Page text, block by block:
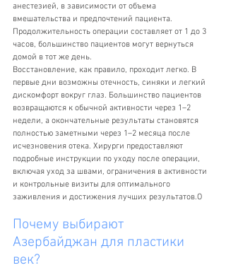
анестезией, в зависимости от объема
вмешательства и предпочтений пациента.
Продолжительность операции составляет от 1 до 3
часов, большинство пациентов могут вернуться
домой в тот же день.
Восстановление, как правило, проходит легко. В
первые дни возможны отечность, синяки и легкий
дискомфорт вокруг глаз. Большинство пациентов
возвращаются к обычной активности через 1–2
недели, а окончательные результаты становятся
полностью заметными через 1–2 месяца после
исчезновения отека. Хирурги предоставляют
подробные инструкции по уходу после операции,
включая уход за швами, ограничения в активности
и контрольные визиты для оптимального
заживления и достижения лучших результатов.О
Почему выбирают
Азербайджан для пластики
век?